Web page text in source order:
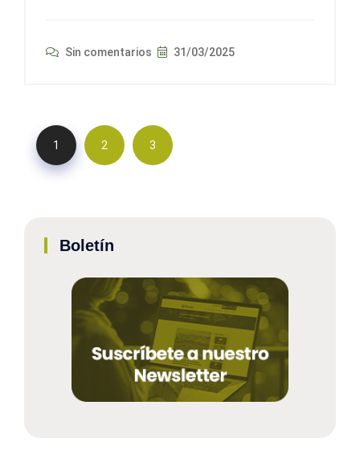
Sin comentarios 31/03/2025
1 2 3
Boletín